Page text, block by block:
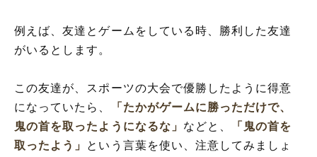
例えば、友達とゲームをしている時、勝利した友達
がいるとします。
この友達が、スポーツの大会で優勝したように得意
になっていたら、
「たかがゲームに勝っただけで、
鬼の首を取ったようになるな」 などと、
「鬼の首を
取ったよう」 という言葉を使い、注意してみましょ